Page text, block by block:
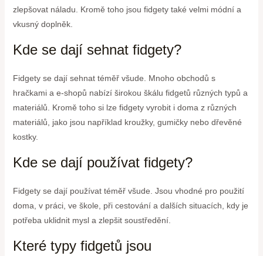
zlepšovat náladu. Kromě toho jsou fidgety také velmi módní a
vkusný doplněk.
Kde se dají sehnat fidgety?
Fidgety se dají sehnat téměř všude. Mnoho obchodů s
hračkami a e-shopů nabízí širokou škálu fidgetů různých typů a
materiálů. Kromě toho si lze fidgety vyrobit i doma z různých
materiálů, jako jsou například kroužky, gumičky nebo dřevěné
kostky.
Kde se dají používat fidgety?
Fidgety se dají používat téměř všude. Jsou vhodné pro použití
doma, v práci, ve škole, při cestování a dalších situacích, kdy je
potřeba uklidnit mysl a zlepšit soustředění.
Které typy fidgetů jsou